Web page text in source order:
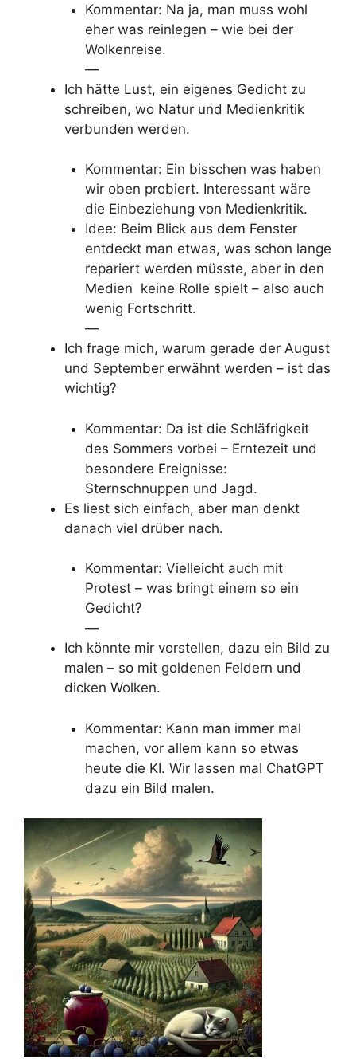
Kommentar: Na ja, man muss wohl
eher was reinlegen – wie bei der
Wolkenreise.
—
Ich hätte Lust, ein eigenes Gedicht zu
schreiben, wo Natur und Medienkritik
verbunden werden.
Kommentar: Ein bisschen was haben
wir oben probiert. Interessant wäre
die Einbeziehung von Medienkritik.
Idee: Beim Blick aus dem Fenster
entdeckt man etwas, was schon lange
repariert werden müsste, aber in den
Medien keine Rolle spielt – also auch
wenig Fortschritt.
—
Ich frage mich, warum gerade der August
und September erwähnt werden – ist das
wichtig?
Kommentar: Da ist die Schläfrigkeit
des Sommers vorbei – Erntezeit und
besondere Ereignisse:
Sternschnuppen und Jagd.
Es liest sich einfach, aber man denkt
danach viel drüber nach.
Kommentar: Vielleicht auch mit
Protest – was bringt einem so ein
Gedicht?
—
Ich könnte mir vorstellen, dazu ein Bild zu
malen – so mit goldenen Feldern und
dicken Wolken.
Kommentar: Kann man immer mal
machen, vor allem kann so etwas
heute die KI. Wir lassen mal ChatGPT
dazu ein Bild malen.